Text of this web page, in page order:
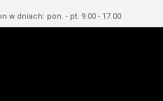
w dniach: pon. - pt. 9.00 - 17.00